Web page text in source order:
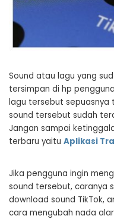
Sound atau lagu yang
tersimpan di hp
lagu tersebut sepuasnya
sound tersebut sudah
Jangan sampai
terbaru yaitu Aplikasi
Jika pengguna ingin
sound tersebut, caranya
download sound TikTok,
cara mengubah nada